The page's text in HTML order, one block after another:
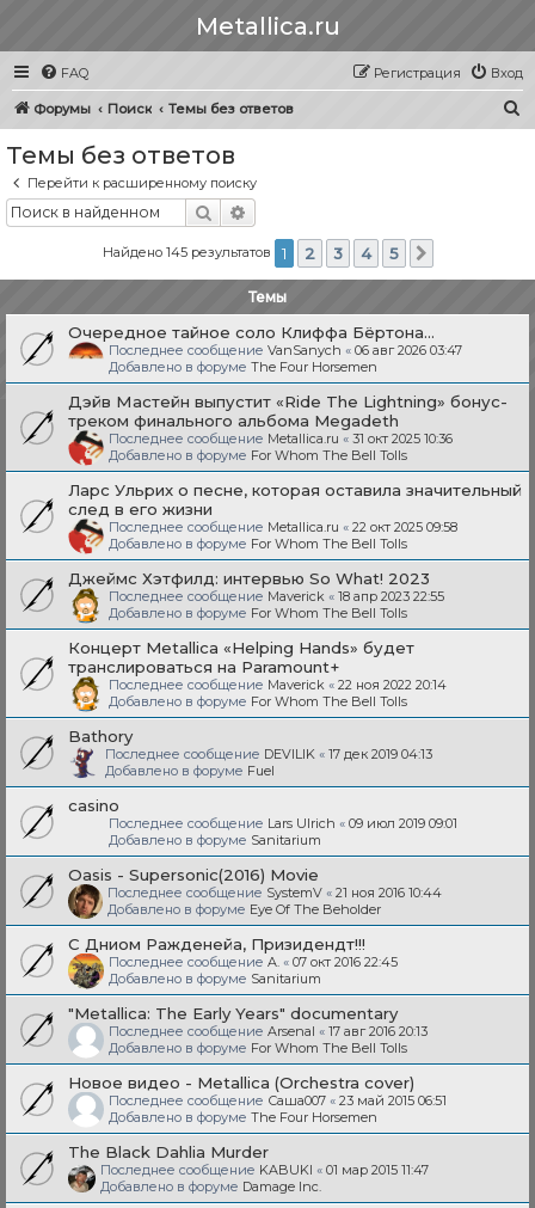
Metallica.ru
FAQ Вход
Регистрация
Форумы Поиск Темы без ответов
Темы без ответов
Перейти к расширенному поиску
Поиск
Найдено 145 результатов 1 2 3 4 5
Темы
Очередное тайное соло Клиффа Бёртона...
Последнее сообщение VanSanych « 06 авг 2026 03:47
Добавлено в форуме The Four Horsemen
Дэйв Мастейн выпустит «Ride The Lightning» бонус-
треком финального альбома Megadeth
Последнее сообщение Metallica.ru « 31 окт 2025 10:36
Добавлено в форуме For Whom The Bell Tolls
Ларс Ульрих о песне, которая оставила значительный
след в его жизни
Последнее сообщение Metallica.ru « 22 окт 2025 09:58
Добавлено в форуме For Whom The Bell Tolls
Джеймс Хэтфилд: интервью So What! 2023
Последнее сообщение Maverick « 18 апр 2023 22:55
Добавлено в форуме For Whom The Bell Tolls
Концерт Metallica «Helping Hands» будет
транслироваться на Paramount+
Последнее сообщение Maverick « 22 ноя 2022 20:14
Добавлено в форуме For Whom The Bell Tolls
Bathory
Последнее сообщение DEVILIK « 17 дек 2019 04:13
Добавлено в форуме Fuel
casino
Последнее сообщение Lars Ulrich « 09 июл 2019 09:01
Добавлено в форуме Sanitarium
Oasis - Supersonic(2016) Movie
Последнее сообщение SystemV « 21 ноя 2016 10:44
Добавлено в форуме Eye Of The Beholder
С Дниом Ражденейа, Призидендт!!!
Последнее сообщение A. « 07 окт 2016 22:45
Добавлено в форуме Sanitarium
"Metallica: The Early Years" documentary
Последнее сообщение Arsenal « 17 авг 2016 20:13
Добавлено в форуме For Whom The Bell Tolls
Новое видео - Metallica (Orchestra cover)
Последнее сообщение Саша007 « 23 май 2015 06:51
Добавлено в форуме The Four Horsemen
The Black Dahlia Murder
Последнее сообщение KABUKI « 01 мар 2015 11:47
Добавлено в форуме Damage Inc.